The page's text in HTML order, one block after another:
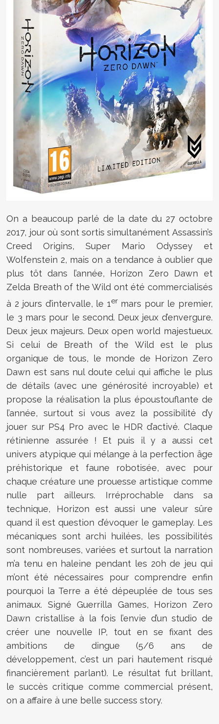
On a beaucoup parlé de la date du 27 octobre
2017, jour où sont sortis simultanément Assassin’s
Creed Origins, Super Mario Odyssey et
Wolfenstein 2, mais on a tendance à oublier que
plus tôt dans l’année, Horizon Zero Dawn et
Zelda Breath of the Wild ont été commercialisés
à 2 jours d’intervalle, le 1er mars pour le premier,
le 3 mars pour le second. Deux jeux d’envergure.
Deux jeux majeurs. Deux open world majestueux.
Si celui de Breath of the Wild est le plus
organique de tous, le monde de Horizon Zero
Dawn est sans nul doute celui qui affiche le plus
de détails (avec une générosité incroyable) et
propose la réalisation la plus époustouflante de
l’année, surtout si vous avez la possibilité d’y
jouer sur PS4 Pro avec le HDR d’activé. Claque
rétinienne assurée ! Et puis il y a aussi cet
univers atypique qui mélange à la perfection âge
préhistorique et faune robotisée, avec pour
chaque créature une prouesse artistique comme
nulle part ailleurs. Irréprochable dans sa
technique, Horizon est aussi une valeur sûre
quand il est question d’évoquer le gameplay. Les
mécaniques sont archi huilées, les possibilités
sont nombreuses, variées et surtout la narration
m’a tenu en haleine pendant les 20h de jeu qui
m’ont été nécessaires pour comprendre enfin
pourquoi la Terre a été dépeuplée de tous ses
animaux. Signé Guerrilla Games, Horizon Zero
Dawn cristallise à la fois l’envie d’un studio de
créer une nouvelle IP, tout en se fixant des
ambitions de dingue (5/6 ans de
développement, c’est un pari hautement risqué
financièrement parlant). Le résultat fut brillant,
le succès critique comme commercial présent,
on a affaire à une belle success story.